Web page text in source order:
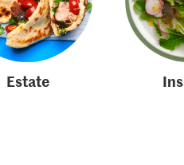
Estate